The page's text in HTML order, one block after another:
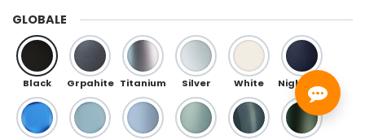
GLOBALE
Black Grpahite Titanium Silver White